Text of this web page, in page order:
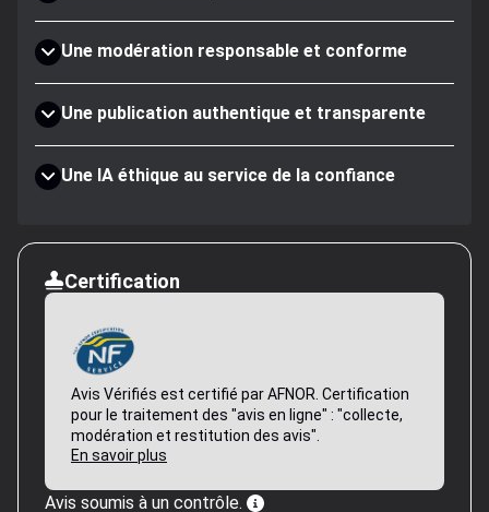
Une modération responsable et conforme
Une publication authentique et transparente
Une IA éthique au service de la confiance
Certification
Avis Vérifiés est certifié par AFNOR. Certification
pour le traitement des "avis en ligne" : "collecte,
modération et restitution des avis".
En savoir plus
Avis soumis à un contrôle.